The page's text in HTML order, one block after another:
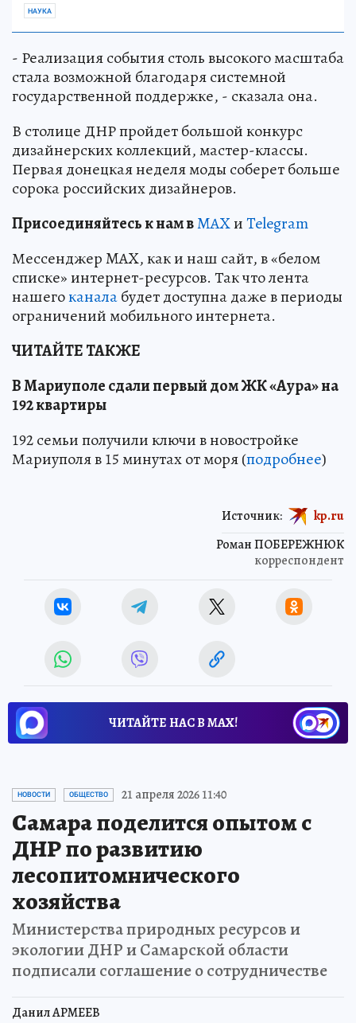
НАУКА
- Реализация события столь высокого масштаба
стала возможной благодаря системной
государственной поддержке, - сказала она.
В столице ДНР пройдет большой конкурс
дизайнерских коллекций, мастер-классы.
Первая донецкая неделя моды соберет больше
сорока российских дизайнеров.
Присоединяйтесь к нам вMAXиTelegram
Мессенджер MAX, как и наш сайт, в «белом
списке» интернет-ресурсов. Так что лента
нашегоканалабудет доступна даже в периоды
ограничений мобильного интернета.
ЧИТАЙТЕ ТАКЖЕ
В Мариуполе сдали первый дом ЖК «Аура» на
192 квартиры
192 семьи получили ключи в новостройке
Мариуполя в 15 минутах от моря (подробнее)
Роман ПОБЕРЕЖНЮК
корреспондент
Источник: kp.ru
ЧИТАЙТЕ НАС В МАХ!
НОВОСТИ ОБЩЕСТВО 21 апреля 2026 11:40
Самара поделится опытом с
ДНР по развитию
лесопитомнического
хозяйства
Министерства природных ресурсов и
экологии ДНР и Самарской области
подписали соглашение о сотрудничестве
Данил АРМЕЕВ